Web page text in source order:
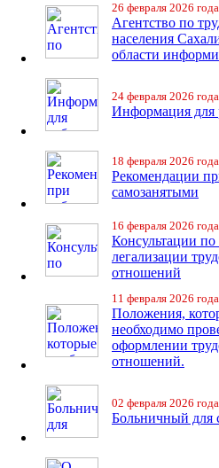
26 февраля 2026 года
Агентство по
населения
области
24 февраля 2026 года
Информация для
18 февраля 2026 года
Рекомендации
самозанятыми
16 февраля 2026 года
Консультации
легализации
отношений
11 февраля 2026 года
Положения,
необходимо
оформлении
отношений.
02 февраля 2026 года
Больничный для